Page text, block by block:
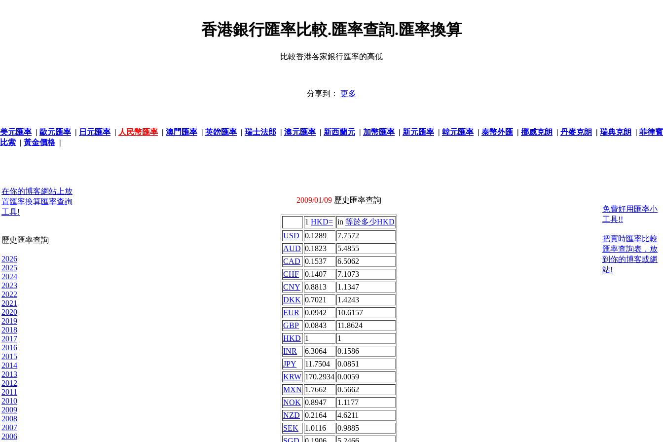
香港銀行匯率比較.匯率查詢.匯率換算
比較香港各家銀行匯率的高低
分享到： 更多
美元匯率 | 歐元匯率 | 日元匯率 | 人民幣匯率 | 澳門匯率 | 英鎊匯率 | 瑞士法郎 | 澳元匯率 | 新西蘭元 | 加幣匯率 | 新元匯率 | 韓元匯率 | 泰幣外匯 | 挪威克朗 | 丹麥克朗 | 瑞典克朗 | 菲律賓
比索 | 黃金價格|
在你的博客網站上放
置匯率換算匯率查詢
工具!
歷史匯率查詢
2026
2025
2024
2023
2022
2021
2020
2019
2018
2017
2016
2015
2014
2013
2012
2011
2010
2009
2008
2007
2006
2009/01/09 歷史匯率查詢
1 HKD= in 等於多少HKD
USD
0.1289
7.7572
AUD 0.1823
5.4855
CAD 0.1537
6.5062
CHF
0.1407
7.1073
CNY 0.8813
1.1347
DKK 0.7021
1.4243
EUR
0.0942
10.6157
GBP
0.0843
11.8624
HKD 1
1
INR
6.3064
0.1586
JPY
11.7504
0.0851
KRW 170.2934 0.0059
MXN 1.7662
0.5662
NOK 0.8947
1.1177
NZD
0.2164
4.6211
SEK
1.0116
0.9885
免費好用匯率小
工具!!
把實時匯率比較
匯率查詢表，放
到你的博客或網
站!